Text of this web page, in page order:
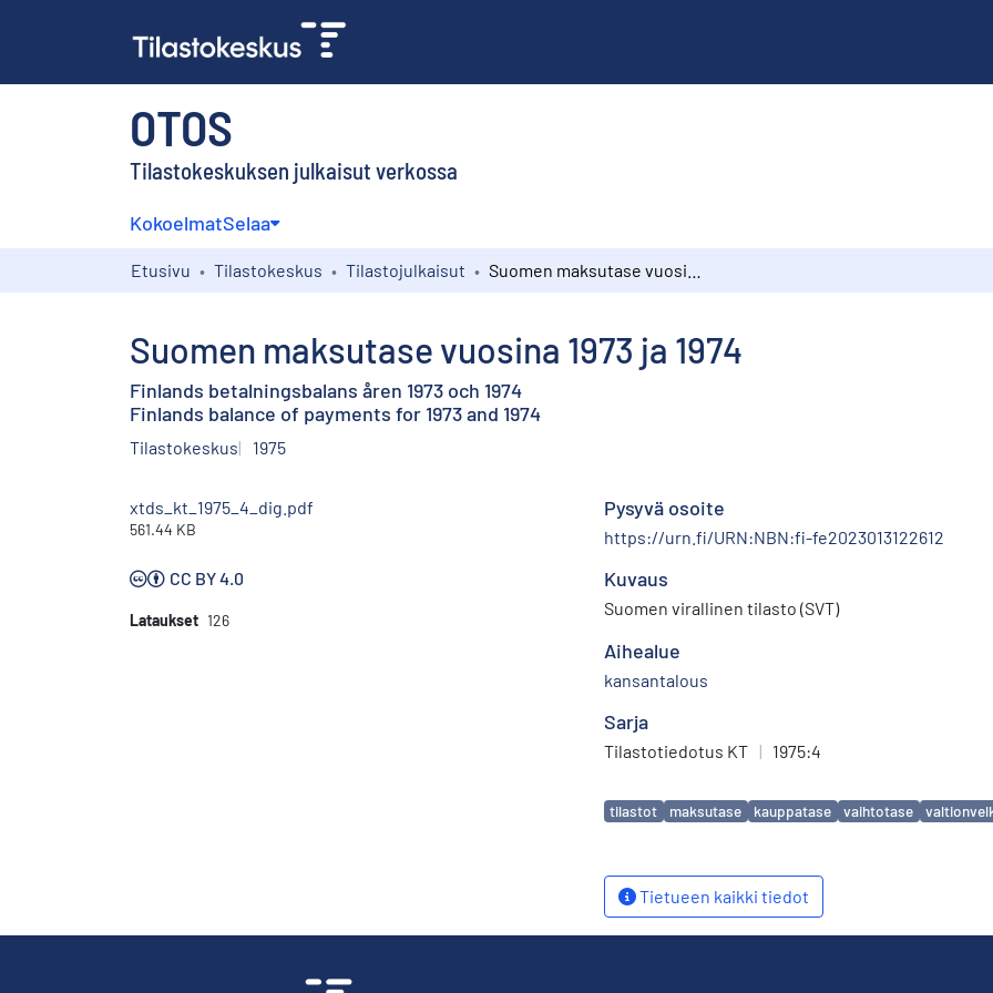
OTOS
Tilastokeskuksen julkaisut verkossa
KokoelmatSelaa
Etusivu Tilastokeskus Tilastojulkaisut
Suomen maksutase vuosina 1973 ja 1974
Finlands betalningsbalans åren 1973 och 1974
Finlands balance of payments for 1973 and 1974
Tilastokeskus 1975
xtds_kt_1975_4_dig.pdf
561.44 KB
CC BY 4.0
Lataukset 126
Pysyvä osoite
https://urn.fi/URN:NBN:fi-fe2023013122612
Kuvaus
Suomen virallinen tilasto (SVT)
Aihealue
kansantalous
Sarja
Tilastotiedotus KT | 1975:4
Avainsanat
tilastot maksutase kauppatase vaihtotase
Tietueen kaikki tiedot